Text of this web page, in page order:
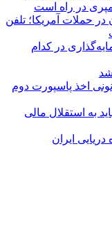
در حملات آمریکا؛ تلفن
در کدام
شد
اخذ پاسپورت دوم
به استقلال مالی
ایران